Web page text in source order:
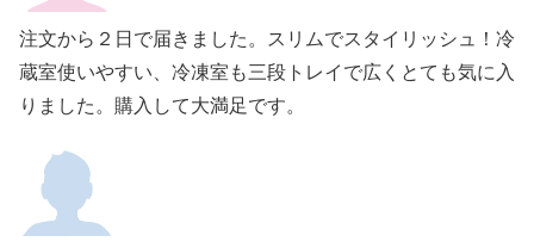
注文から２日で届きました。スリムでスタイリッシュ！冷
蔵室使いやすい、冷凍室も三段トレイで広くとても気に入
りました。購入して大満足です。